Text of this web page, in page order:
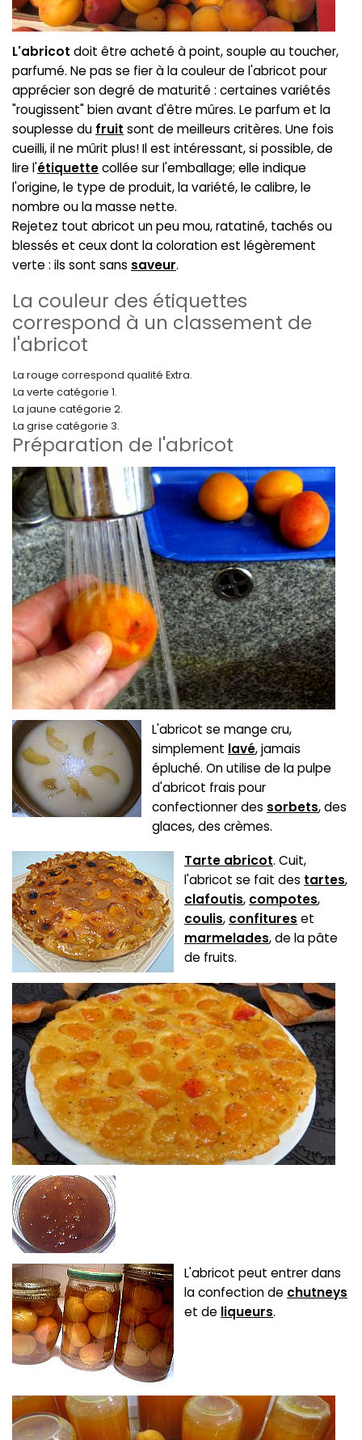
L'abricot doit être acheté à point, souple au toucher,
parfumé. Ne pas se fier à la couleur de l'abricot pour
apprécier son degré de maturité : certaines variétés
"rougissent" bien avant d'être mûres. Le parfum et la
souplesse du fruit sont de meilleurs critères. Une fois
cueilli, il ne mûrit plus! Il est intéressant, si possible, de
lire l'étiquettecollée sur l'emballage; elle indique
l'origine, le type de produit, la variété, le calibre, le
nombre ou la masse nette.
Rejetez tout abricot un peu mou, ratatiné, tachés ou
blessés et ceux dont la coloration est légèrement
verte : ils sont sans saveur.
La couleur des étiquettes
correspond à un classement de
l'abricot
La rouge correspond qualité Extra.
La verte catégorie 1.
La jaune catégorie 2.
La grise catégorie 3.
Préparation de l'abricot
L'abricot se mange cru,
simplement lavé, jamais
épluché. On utilise de la pulpe
d'abricot frais pour
confectionner des sorbets, des
glaces, des crèmes.
Tarte abricot. Cuit,
l'abricot se fait des tartes,
clafoutis, compotes,
coulis, confitures et
marmelades, de la pâte
de fruits.
L'abricot peut entrer dans
la confection de chutneys
et de liqueurs.